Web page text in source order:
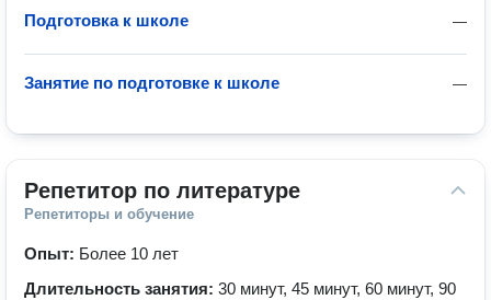
—
Подготовка к школе
—
Занятие по подготовке к школе
Репетитор по литературе
Репетиторы и обучение
Опыт: Более 10 лет
Длительность занятия: 30 минут, 45 минут, 60 минут, 90